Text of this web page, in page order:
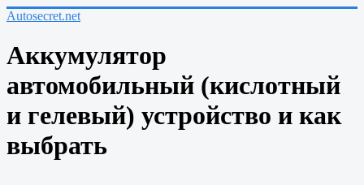
Autosecret.net
Аккумулятор
автомобильный (кислотный
и гелевый) устройство и как
выбрать